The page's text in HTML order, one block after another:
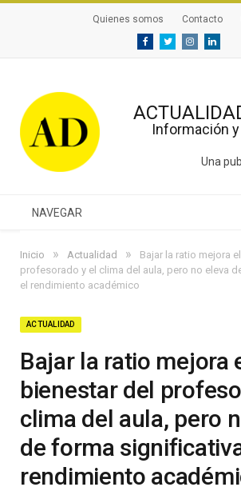
Quienes somos Contacto
FacebookTwitterInstagram
Información
Una
NAVEGAR
Inicio » Actualidad »
Bajar la ratio mejora
profesorado y el clima del aula, pero no eleva
el rendimiento académico
ACTUALIDAD
Bajar la ratio mejora
bienestar del
clima del aula, pero
de forma
rendimiento